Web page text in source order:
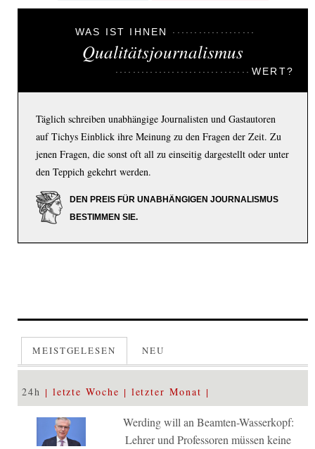
WAS IST IHNEN
Qualitätsjournalismus
WERT?
Täglich schreiben unabhängige Journalisten und Gastautoren
auf Tichys Einblick ihre Meinung zu den Fragen der Zeit. Zu
jenen Fragen, die sonst oft all zu einseitig dargestellt oder unter
den Teppich gekehrt werden.
DEN PREIS FÜR UNABHÄNGIGEN JOURNALISMUS
BESTIMMEN SIE.
MEISTGELESEN NEU
24h letzte Woche letzter Monat
Werding will an Beamten-Wasserkopf:
Lehrer und Professoren müssen keine